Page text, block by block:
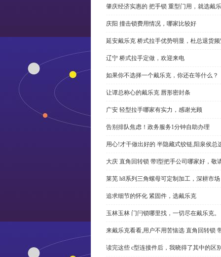
肇庆经济实惠的 把手锁 重型门用，就选戴
庆阳 撞击锁费用情况，哪家比较好
延安戴乐克 桥式拉手优势明显，杜总退货
辽宁 桥式拉手定做，欢迎来电
如果你不选择一个戴乐克，你还在等什么？
让谭总称心的戴乐克 唇形密封条
广安 轻型拉手哪家有实力，感谢光顾
告别排队焦虑！政务服务1分钟自助办理
用心!才干做出好的 半隐藏式铰链,阳泉侯总
大庆 直角回转锁 带l型把手公司哪家好，敬
莱芜 h8系列三角螺母可定制加工，深耕市场
追求细节的怀化 紧固件，选戴乐克
玉林玉林 门闩锁哪里找，一切尽在戴乐克。
来戴乐克看看,用户不用苦恼选 直角回转锁
读完这些 c型连接件后，我晓得了其中的区